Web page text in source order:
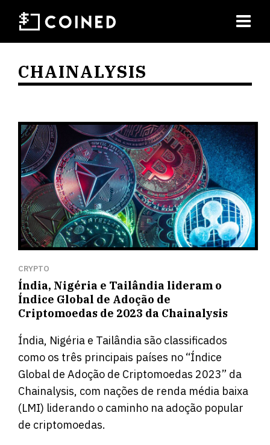
CHAINALYSIS
CRYPTO
Índia, Nigéria e Tailândia lideram o
Índice Global de Adoção de
Criptomoedas de 2023 da Chainalysis
Índia, Nigéria e Tailândia são classificados
como os três principais países no “Índice
Global de Adoção de Criptomoedas 2023” da
Chainalysis, com nações de renda média baixa
(LMI) liderando o caminho na adoção popular
de criptomoedas.